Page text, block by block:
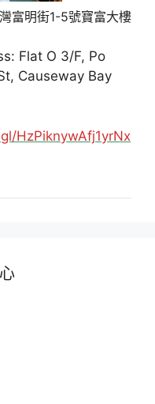
富明街1-5號寶富大樓
Flat O 3/F, Po
Causeway Bay
HzPiknywAfj1yrNx